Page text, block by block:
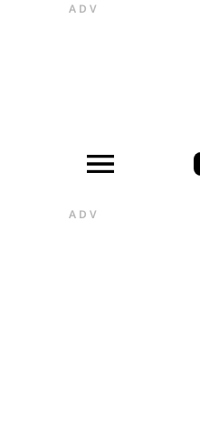
ADV
ADV